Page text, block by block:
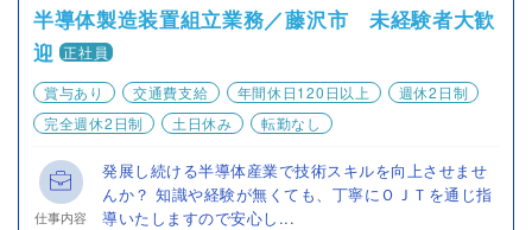
半導体製造装置組立業務／藤沢市 未経験者大歓
迎 正社員
賞与あり
交通費支給 年間休日120日以上
週休2日制
完全週休2日制
土日休み 転勤なし
仕事内容
発展し続ける半導体産業で技術スキルを向上させませ
んか？ 知識や経験が無くても、丁寧にＯＪＴを通じ指
導いたしますので安心し...